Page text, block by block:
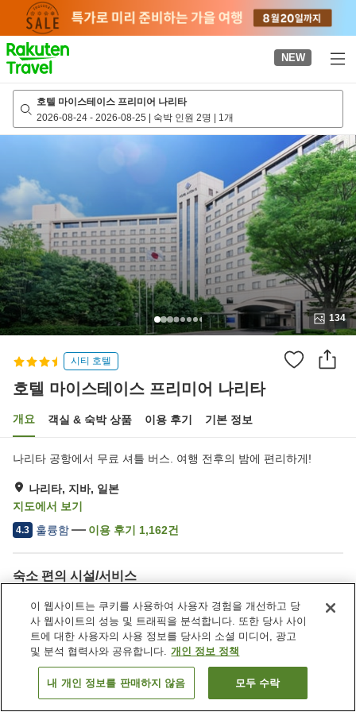
page
NEW
호텔 마이스테이스 프리미어 나리타
2026-08-24 - 2026-08-25 | 숙박 인원 2명 | 1개
134
시티 호텔
호텔 마이스테이스 프리미어 나리타
개요 객실 & 숙박 상품 이용 후기 기본 정보
나리타 공항에서 무료 셔틀 버스. 여행 전후의 밤에 편리하게!
나리타, 지바, 일본
지도에서 보기
4.3 훌륭함 이용 후기 1,162건
숙소 편의 시설/서비스
주차장
사우나
스파 / 미용실
피트니스 클럽 / 헬스장
일본 지바 나리타 호텔 마이스테이스 프리미어 나리타
객실 보기
이 웹사이트는 쿠키를 사용하여 사용자 경험을 개선하고 당
사 웹사이트의 성능 및 트래픽을 분석합니다. 또한 당사 사이
트에 대한 사용자의 사용 정보를 당사의 소셜 미디어, 광고
및 분석 협력사와 공유합니다. 개인 정보 정책
내 개인 정보를 판매하지 않음 모두 수락